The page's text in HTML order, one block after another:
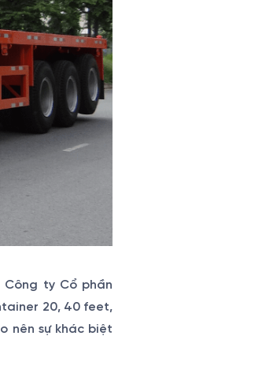
ty Cổ phần
20, 40 feet,
nên sự khác biệt